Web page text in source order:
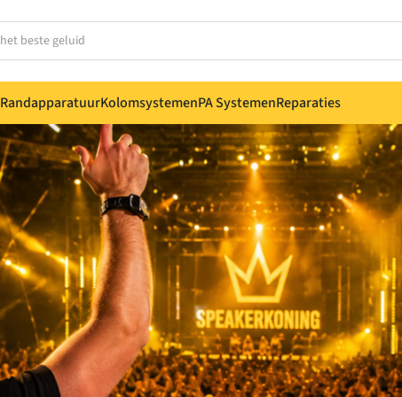
RandapparatuurKolomsystemenPA SystemenReparaties